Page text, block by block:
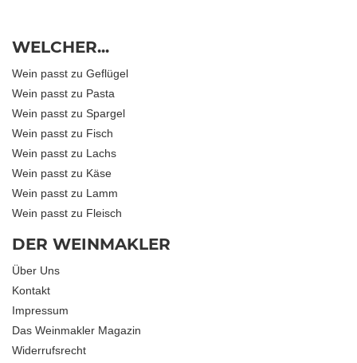
WELCHER...
Wein passt zu Geflügel
Wein passt zu Pasta
Wein passt zu Spargel
Wein passt zu Fisch
Wein passt zu Lachs
Wein passt zu Käse
Wein passt zu Lamm
Wein passt zu Fleisch
DER WEINMAKLER
Über Uns
Kontakt
Impressum
Das Weinmakler Magazin
Widerrufsrecht